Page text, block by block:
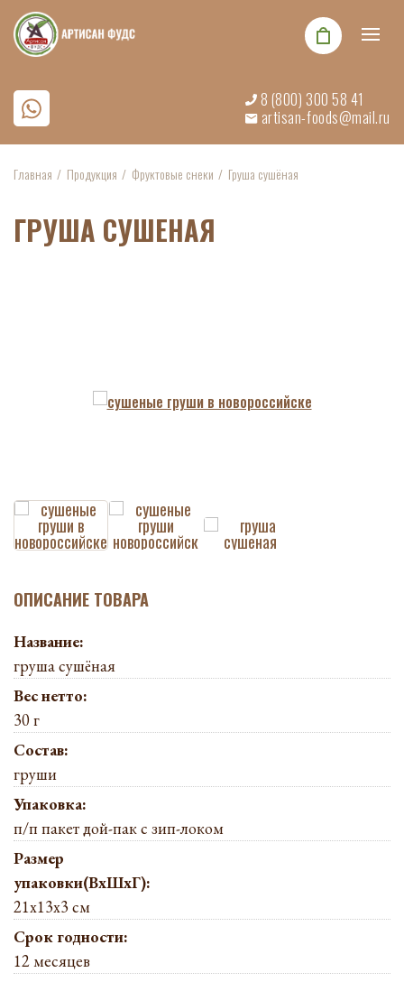
8 (800) 300 58 41
artisan-foods@mail.ru
Главная Продукция Фруктовые снеки Груша сушёная
ГРУША СУШЕНАЯ
ОПИСАНИЕ ТОВАРА
Название:
груша сушёная
Вес нетто:
30 г
Состав:
груши
Упаковка:
п/п пакет дой-пак с зип-локом
Размер
упаковки(ВхШхГ):
21х13х3 см
Срок годности:
12 месяцев